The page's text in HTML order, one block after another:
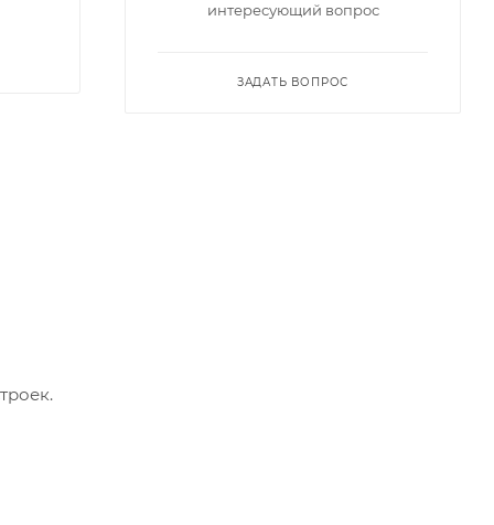
интересующий вопрос
ЗАДАТЬ ВОПРОС